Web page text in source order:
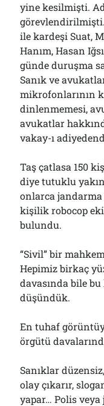
yine kesilmişti.
görevlendirilmişti.
ile kardeşi Suat,
Hanım, Hasan
günde duruşma
Sanık ve
mikrofonlarının
dinlenmemesi,
avukatlar
vakay-ı
Taş çatlasa 150
diye tutuklu
onlarca jandarma
kişilik robocop
bulundu.
“Sivil” bir
Hepimiz birkaç
davasında bile bu
düşündük.
En tuhaf
örgütü
Sanıklar
olay çıkarır,
yapar… Polis